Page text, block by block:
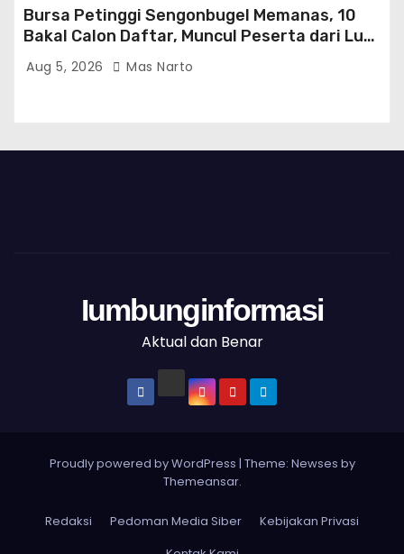
Bursa Petinggi Sengonbugel Memanas, 10
Bakal Calon Daftar, Muncul Peserta dari Luar
Desa hingga Jakarta
Aug 5, 2026 Mas Narto
Iumbunginformasi
Aktual dan Benar
Proudly powered by WordPress | Theme: Newses by
Themeansar.
Redaksi Pedoman Media Siber
Kebijakan Privasi